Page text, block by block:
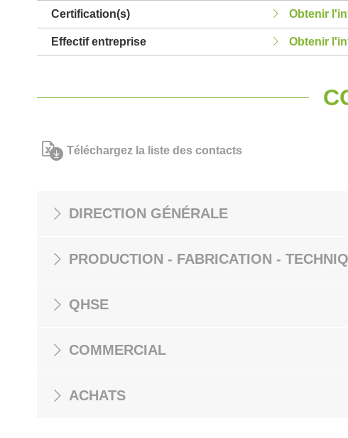
Certification(s) Obtenir
Effectif entreprise Obtenir
Téléchargez la liste des contacts
DIRECTION GÉNÉRALE
PRODUCTION - FABRICATION -
QHSE
COMMERCIAL
ACHATS